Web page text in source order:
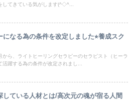
してきている気がします(^◇^...
になる為の条件を改定しました⭐︎養成スク
から、ライトヒーリングセラピーのセラピスト（ヒーラ
活躍する為の条件が改定されまし...
している人材とは/高次元の魂が宿る人間